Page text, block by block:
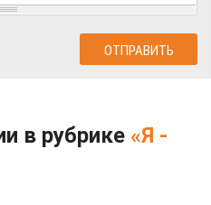
в рубрике «Я -